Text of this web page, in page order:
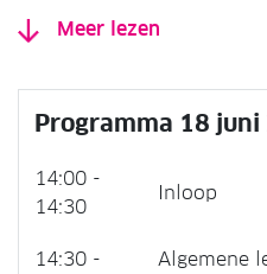
Meer lezen
Programma 18 juni
14:00 -
14:30
Inloop
14:30 -
Algemene